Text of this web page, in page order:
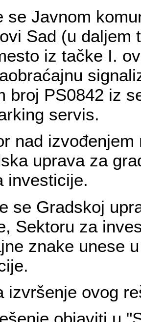
se Javnom
Sad (u daljem
iz tačke I.
broj PS0842 iz
servis.
nad
uprava za
investicije.
se Gradskoj
Sektoru za
znake unese
izvršenje ovog